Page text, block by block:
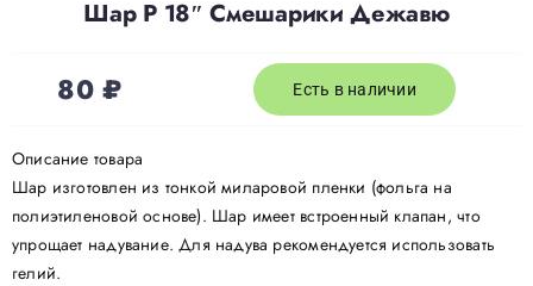
О нас
Отзывы
Контакты
Политика конфиденциальности
Шар Р 18″ Смешарики Дежавю
80₽ Есть в наличии
Описание товара
Шар изготовлен из тонкой миларовой пленки (фольга на
полиэтиленовой основе). Шар имеет встроенный клапан, что
упрощает надувание. Для надува рекомендуется использовать
гелий.